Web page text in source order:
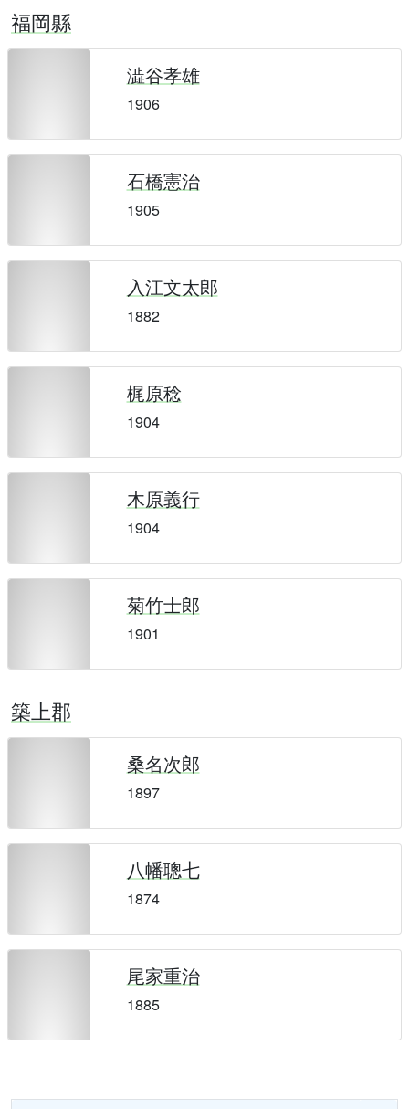
福岡縣
澁谷孝雄
1906
石橋憲治
1905
入江文太郎
1882
梶原稔
1904
木原義行
1904
菊竹士郎
1901
築上郡
桑名次郎
1897
八幡聰七
1874
尾家重治
1885